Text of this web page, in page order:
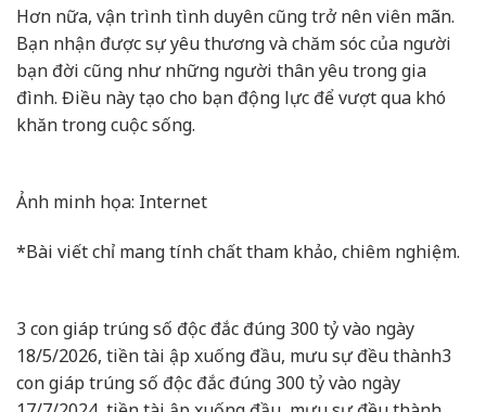
Hơn nữa, vận trình tình duyên cũng trở nên viên mãn.
Bạn nhận được sự yêu thương và chăm sóc của người
bạn đời cũng như những người thân yêu trong gia
đình. Điều này tạo cho bạn động lực để vượt qua khó
khăn trong cuộc sống.
Ảnh minh họa: Internet
*Bài viết chỉ mang tính chất tham khảo, chiêm nghiệm.
3 con giáp trúng số độc đắc đúng 300 tỷ vào ngày
18/5/2026, tiền tài ập xuống đầu, mưu sự đều thành3
con giáp trúng số độc đắc đúng 300 tỷ vào ngày